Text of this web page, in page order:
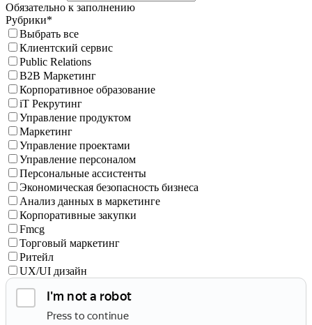
Обязательно к заполнению
Рубрики*
Выбрать все
Клиентский сервис
Public Relations
B2B Маркетинг
Корпоративное образование
iT Рекрутинг
Управление продуктом
Маркетинг
Управление проектами
Управление персоналом
Персональные ассистенты
Экономическая безопасность бизнеса
Анализ данных в маркетинге
Корпоративные закупки
Fmcg
Торговый маркетинг
Ритейл
UX/UI дизайн